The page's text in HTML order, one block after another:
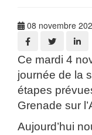
08 novembre
Ce mardi 4
journée de la
étapes
Grenade sur
Aujourd’hui